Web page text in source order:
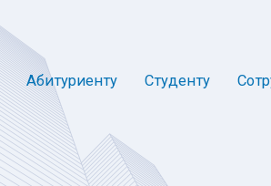
Абитуриенту Студенту